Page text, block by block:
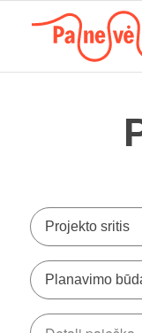
Projekto sritis
Planavimo